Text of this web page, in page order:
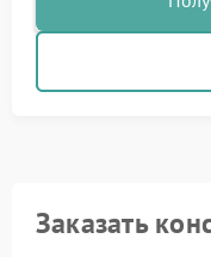
Заказать